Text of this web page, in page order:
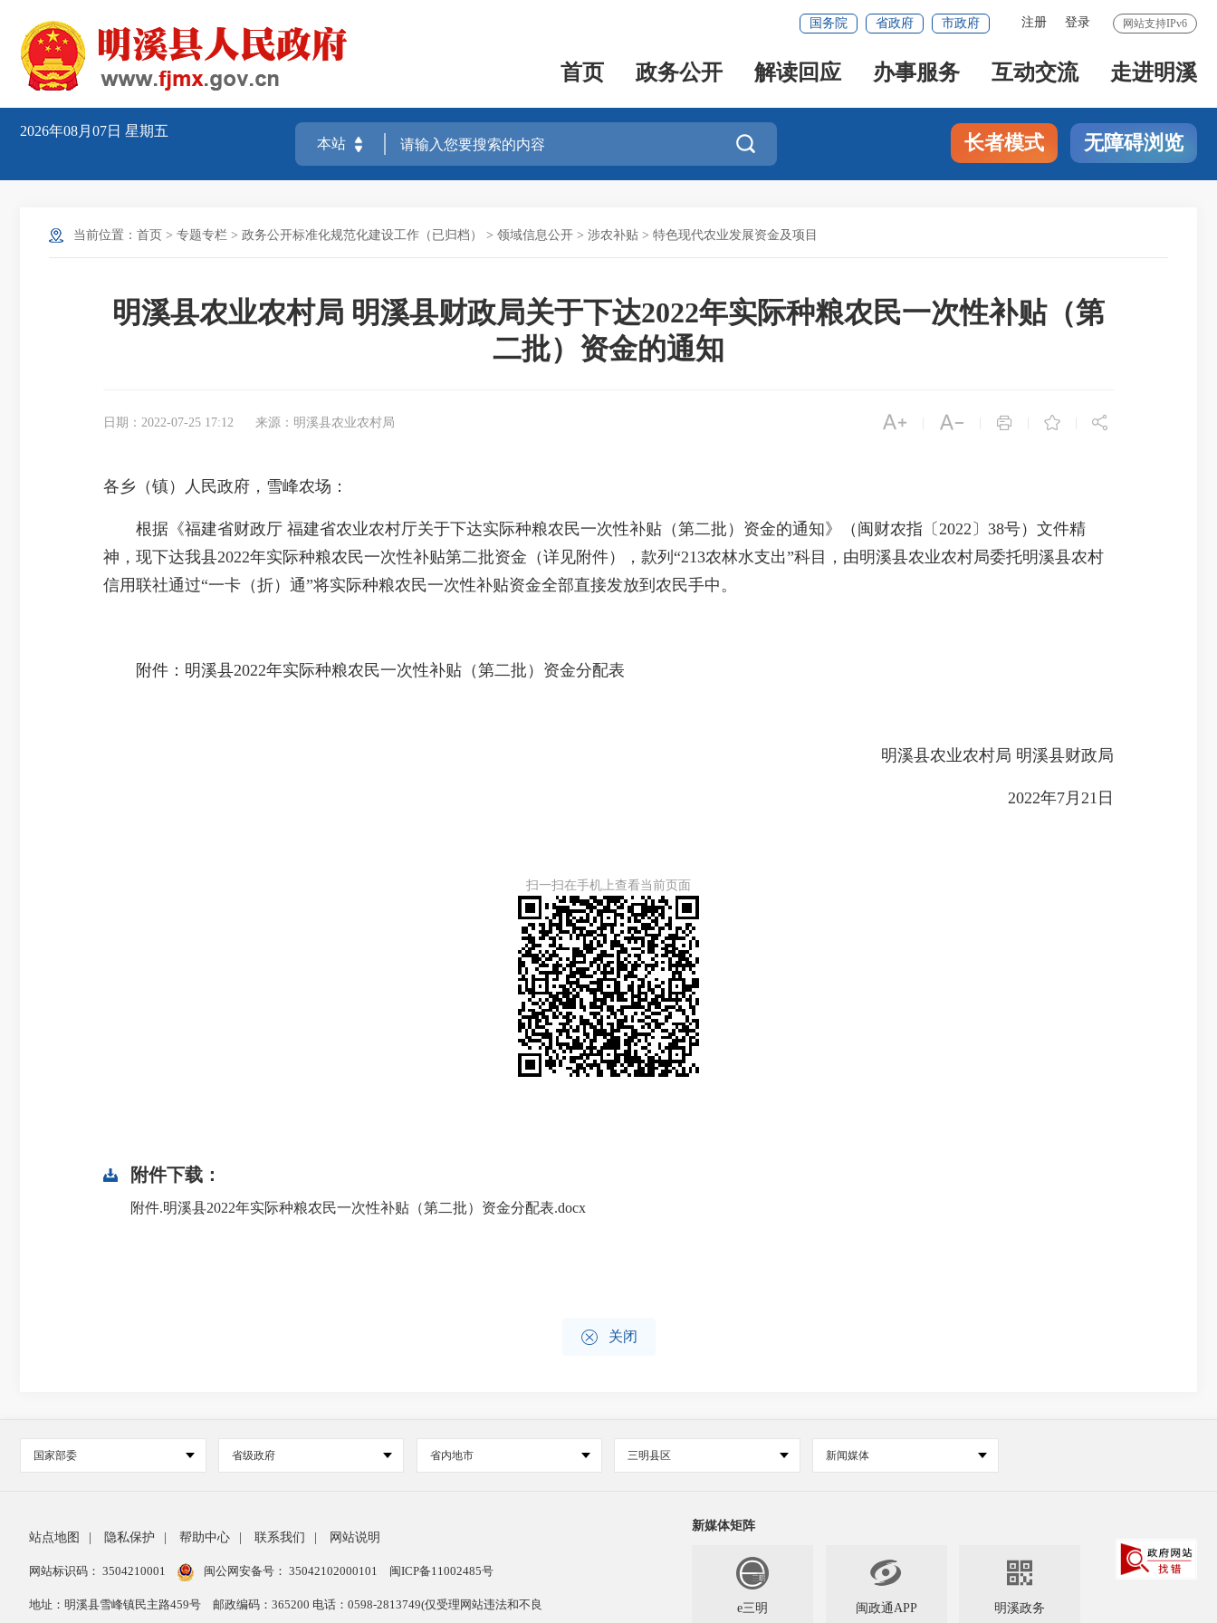
网站支持IPv6
注册 登录
国务院 省政府 市政府
首页 政务公开 解读回应 办事服务 互动交流 走进明溪
2026年08月07日 星期五
 长者模式 无障碍浏览
当前位置： 首页 > 专题专栏 > 政务公开标准化规范化建设工作（已归档） > 领域信息公开 > 涉农补贴 > 特色现代农业发展资金及项目
明溪县农业农村局 明溪县财政局关于下达2022年实际种粮农民一次性补贴（第
二批）资金的通知
日期：2022-07-25 17:12 来源：明溪县农业农村局     
各乡（镇）人民政府，雪峰农场：
根据《福建省财政厅 福建省农业农村厅关于下达实际种粮农民一次性补贴（第二批）资金的通知》（闽财农指〔2022〕38号）文件精
神，现下达我县2022年实际种粮农民一次性补贴第二批资金（详见附件），款列“213农林水支出”科目，由明溪县农业农村局委托明溪县农村
信用联社通过“一卡（折）通”将实际种粮农民一次性补贴资金全部直接发放到农民手中。
附件：明溪县2022年实际种粮农民一次性补贴（第二批）资金分配表
明溪县农业农村局 明溪县财政局
2022年7月21日
扫一扫在手机上查看当前页面
附件下载：
附件.明溪县2022年实际种粮农民一次性补贴（第二批）资金分配表.docx
 关闭
国家部委 省级政府 省内地市 三明县区 新闻媒体
站点地图 隐私保护 帮助中心 联系我们 网站说明
网站标识码： 3504210001 闽公网安备号： 35042102000101 闽ICP备11002485号
地址：明溪县雪峰镇民主路459号 邮政编码：365200 电话：0598-2813749(仅受理网站违法和不良
新媒体矩阵
e三明

闽政通APP

明溪政务